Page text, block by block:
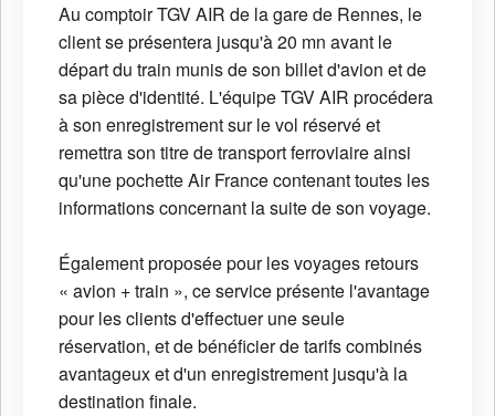
Au comptoir TGV AIR de la gare de Rennes, le
client se présentera jusqu'à 20 mn avant le
départ du train munis de son billet d'avion et de
sa pièce d'identité. L'équipe TGV AIR procédera
à son enregistrement sur le vol réservé et
remettra son titre de transport ferroviaire ainsi
qu'une pochette Air France contenant toutes les
informations concernant la suite de son voyage.
Également proposée pour les voyages retours
« avion + train », ce service présente l'avantage
pour les clients d'effectuer une seule
réservation, et de bénéficier de tarifs combinés
avantageux et d'un enregistrement jusqu'à la
destination finale.